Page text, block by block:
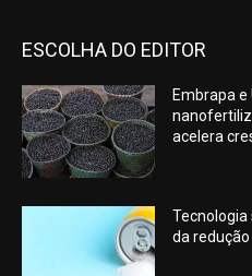
ESCOLHA DO EDITOR
Embrapa e
acelera
da